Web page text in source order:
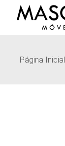
Página Inicial